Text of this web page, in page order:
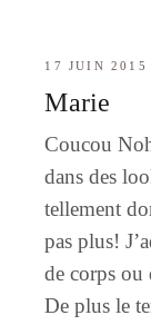
17 JUIN 2015
Marie
Coucou
dans des
tellement
pas plus!
de corps ou
De plus le